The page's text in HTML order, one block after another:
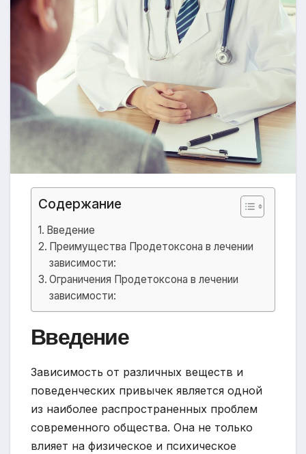
Содержание
Введение
Преимущества Продетоксона в лечении
зависимости:
Ограничения Продетоксона в лечении
зависимости:
Введение
Зависимость от различных веществ и
поведенческих привычек является одной
из наиболее распространенных проблем
современного общества. Она не только
влияет на физическое и психическое